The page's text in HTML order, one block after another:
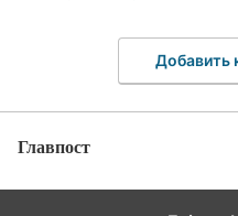
Добавить
Главпост